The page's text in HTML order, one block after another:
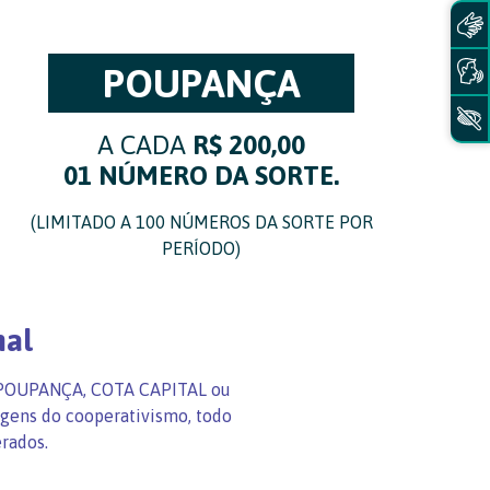
POUPANÇA
A CADA R$ 200,00
01 NÚMERO DA SORTE.
(LIMITADO A 100 NÚMEROS DA SORTE POR
PERÍODO)
COTA CAPITAL ou
do cooperativismo, todo